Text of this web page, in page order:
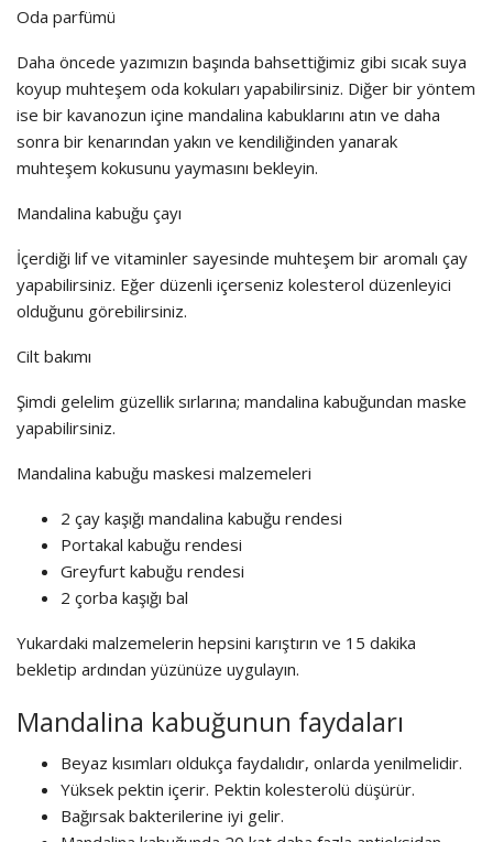
Oda parfümü
Daha öncede yazımızın başında bahsettiğimiz gibi sıcak suya
koyup muhteşem oda kokuları yapabilirsiniz. Diğer bir yöntem
ise bir kavanozun içine mandalina kabuklarını atın ve daha
sonra bir kenarından yakın ve kendiliğinden yanarak
muhteşem kokusunu yaymasını bekleyin.
Mandalina kabuğu çayı
İçerdiği lif ve vitaminler sayesinde muhteşem bir aromalı çay
yapabilirsiniz. Eğer düzenli içerseniz kolesterol düzenleyici
olduğunu görebilirsiniz.
Cilt bakımı
Şimdi gelelim güzellik sırlarına; mandalina kabuğundan maske
yapabilirsiniz.
Mandalina kabuğu maskesi malzemeleri
2 çay kaşığı mandalina kabuğu rendesi
Portakal kabuğu rendesi
Greyfurt kabuğu rendesi
2 çorba kaşığı bal
Yukardaki malzemelerin hepsini karıştırın ve 15 dakika
bekletip ardından yüzünüze uygulayın.
Mandalina kabuğunun faydaları
Beyaz kısımları oldukça faydalıdır, onlarda yenilmelidir.
Yüksek pektin içerir. Pektin kolesterolü düşürür.
Bağırsak bakterilerine iyi gelir.